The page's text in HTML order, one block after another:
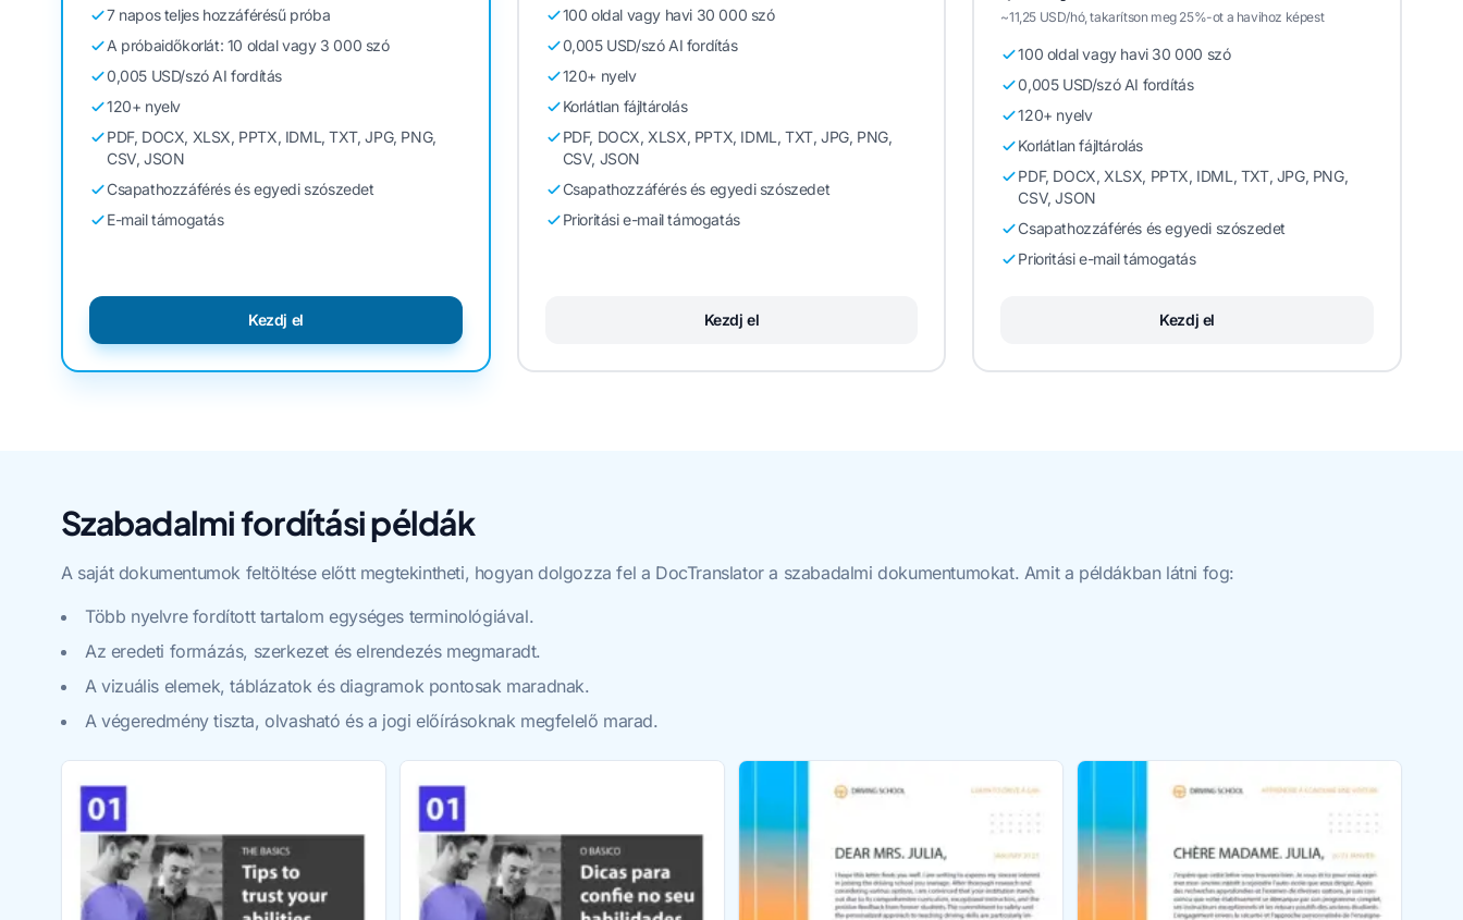
7 napos teljes hozzáférésű próba
A próbaidőkorlát: 10 oldal vagy 3 000 szó
0,005 USD/szó AI fordítás
120+ nyelv
PDF, DOCX, XLSX, PPTX, IDML, TXT, JPG, PNG,
CSV, JSON
Csapathozzáférés és egyedi szószedet
E-mail támogatás
Kezdj el
100 oldal vagy havi 30 000 szó
0,005 USD/szó AI fordítás
120+ nyelv
Korlátlan fájltárolás
PDF, DOCX, XLSX, PPTX, IDML, TXT, JPG, PNG,
CSV, JSON
Csapathozzáférés és egyedi szószedet
Prioritási e-mail támogatás
Kezdj el
~11,25 USD/hó, takarítson meg 25%-ot a havihoz képest
100 oldal vagy havi 30 000 szó
0,005 USD/szó AI fordítás
120+ nyelv
Korlátlan fájltárolás
PDF, DOCX, XLSX, PPTX, IDML, TXT, JPG, PNG,
CSV, JSON
Csapathozzáférés és egyedi szószedet
Prioritási e-mail támogatás
Kezdj el
Szabadalmi fordítási példák
A saját dokumentumok feltöltése előtt megtekintheti, hogyan dolgozza fel a DocTranslator a szabadalmi dokumentumokat. Amit a példákban látni fog:
Több nyelvre fordított tartalom egységes terminológiával.
Az eredeti formázás, szerkezet és elrendezés megmaradt.
A vizuális elemek, táblázatok és diagramok pontosak maradnak.
A végeredmény tiszta, olvasható és a jogi előírásoknak megfelelő marad.